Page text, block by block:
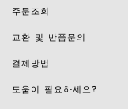
주문조회
교환 및 반품문의
결제방법
도움이 필요하세요?